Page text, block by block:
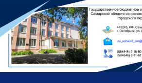
содержимому